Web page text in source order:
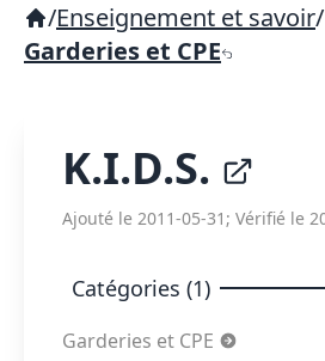
/Enseignement et savoir/
Garderies et CPE
K.I.D.S.
Ajouté le 2011-05-31; Vérifié le
Catégories (1)
Garderies et CPE